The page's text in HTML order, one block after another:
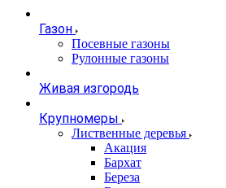
Газон
Посевные газоны
Рулонные газоны
Живая изгородь
Крупномеры
Лиственные деревья
Акация
Бархат
Береза